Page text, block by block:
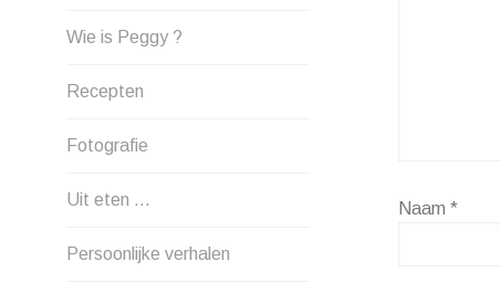
Wie is Peggy ?
Recepten
Fotografie
Uit eten …
Persoonlijke verhalen
Naam *